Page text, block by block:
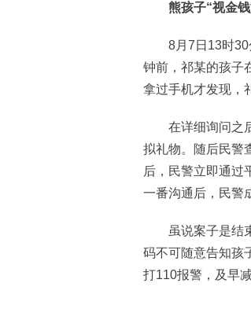
熊孩子“视金钱
8月7日13时30分
钟前，祁某的孩子
拿过手机才发现，
在详细询问之后
拟礼物。随后民警
后，民警立即通过
一番沟通后，民警
虽说案子是结束
码不可随意告知孩
打110报警，及早